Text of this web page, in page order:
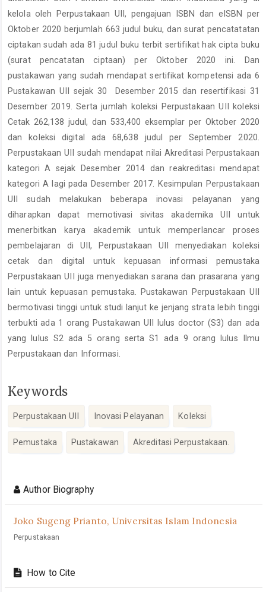
kelola oleh Perpustakaan UII, pengajuan ISBN dan eISBN per
Oktober 2020 berjumlah 663 judul buku, dan surat pencatatatan
ciptakan sudah ada 81 judul buku terbit sertifikat hak cipta buku
(surat pencatatan ciptaan) per Oktober 2020 ini. Dan
pustakawan yang sudah mendapat sertifikat kompetensi ada 6
Pustakawan UII sejak 30 Desember 2015 dan resertifikasi 31
Desember 2019. Serta jumlah koleksi Perpustakaan UII koleksi
Cetak 262,138 judul, dan 533,400 eksemplar per Oktober 2020
dan koleksi digital ada 68,638 judul per September 2020.
Perpustakaan UII sudah mendapat nilai Akreditasi Perpustakaan
kategori A sejak Desember 2014 dan reakreditasi mendapat
kategori A lagi pada Desember 2017. Kesimpulan Perpustakaan
UII sudah melakukan beberapa inovasi pelayanan yang
diharapkan dapat memotivasi sivitas akademika UII untuk
menerbitkan karya akademik untuk memperlancar proses
pembelajaran di UII, Perpustakaan UII menyediakan koleksi
cetak dan digital untuk kepuasan informasi pemustaka
Perpustakaan UII juga menyediakan sarana dan prasarana yang
lain untuk kepuasan pemustaka. Pustakawan Perpustakaan UII
bermotivasi tinggi untuk studi lanjut ke jenjang strata lebih tinggi
terbukti ada 1 orang Pustakawan UII lulus doctor (S3) dan ada
yang lulus S2 ada 5 orang serta S1 ada 9 orang lulus Ilmu
Perpustakaan dan Informasi.
Keywords
Perpustakaan UII Inovasi Pelayanan Koleksi
Pemustaka Pustakawan Akreditasi Perpustakaan.
Details
Author Biography
Joko Sugeng Prianto, Universitas Islam Indonesia
Perpustakaan
How to Cite